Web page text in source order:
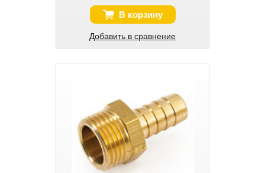
В корзину
Добавить в сравнение